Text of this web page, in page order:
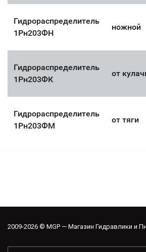
Гидрораспределитель
1Рн203ФН
ножной
Гидрораспределитель
1Рн203ФК
от
Гидрораспределитель
1Рн203ФМ
от тяги
2009-2026 © MGP — Магазин Гидравлики и